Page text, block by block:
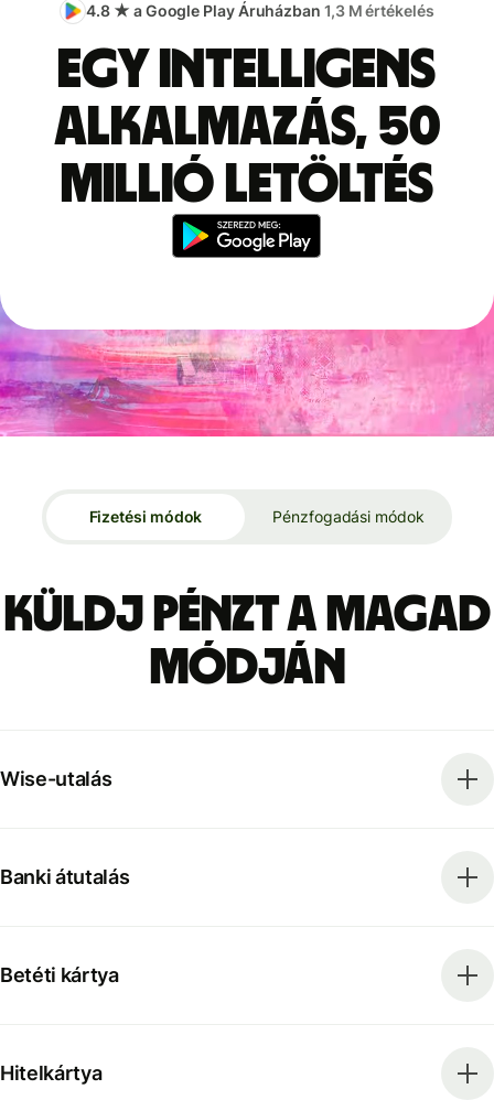
4.8 ★ a Google Play Áruházban 1,3 M értékelés
Egy intelligens
alkalmazás, 50
millió letöltés
Fizetési módok Pénzfogadási módok
Küldj pénzt a magad
módján
Wise-utalás
Banki átutalás
Betéti kártya
Hitelkártya